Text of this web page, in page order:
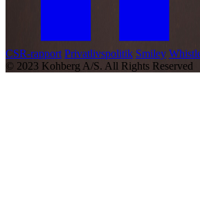
CSR-rapport Privatlivspolitik Smiley
© 2023 Kohberg A/S. All Rights Reserved